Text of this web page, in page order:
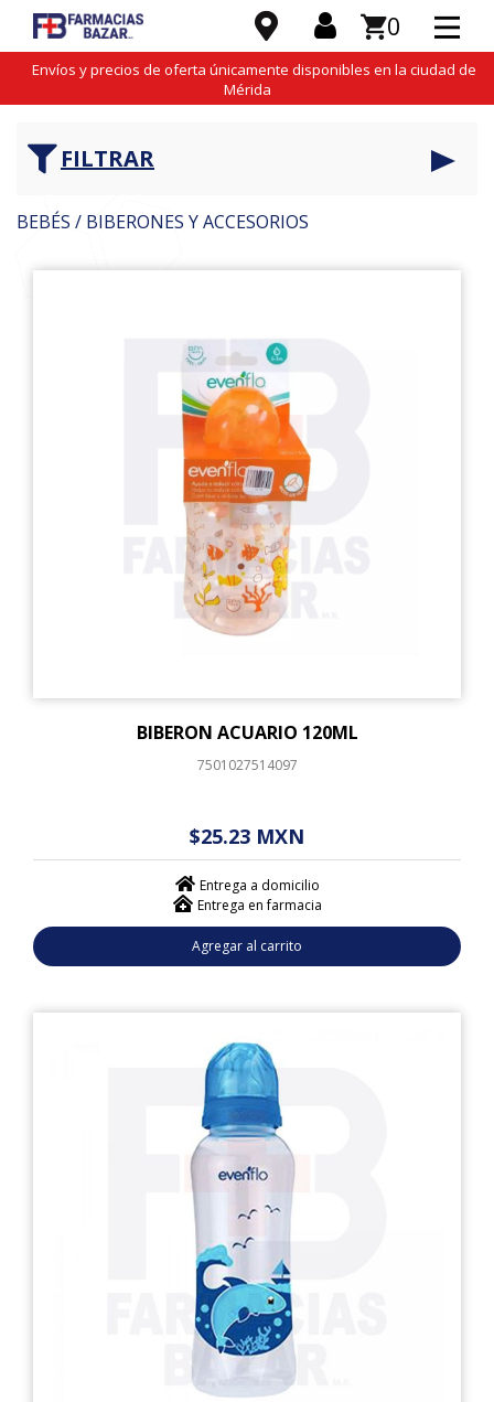
0
Envíos y precios de oferta únicamente disponibles en la ciudad de
Mérida
FILTRAR
BEBÉS / BIBERONES Y ACCESORIOS
BIBERON ACUARIO 120ML
7501027514097
$25.23 MXN
Entrega a domicilio
Entrega en farmacia
Agregar al carrito